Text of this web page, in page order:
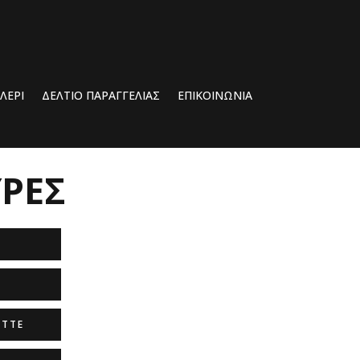
ΔΕΛΤΙΟ ΠΑΡΑΓΓΕΛΙΑΣ ΕΠΙΚΟΙΝΩΝΙΑ